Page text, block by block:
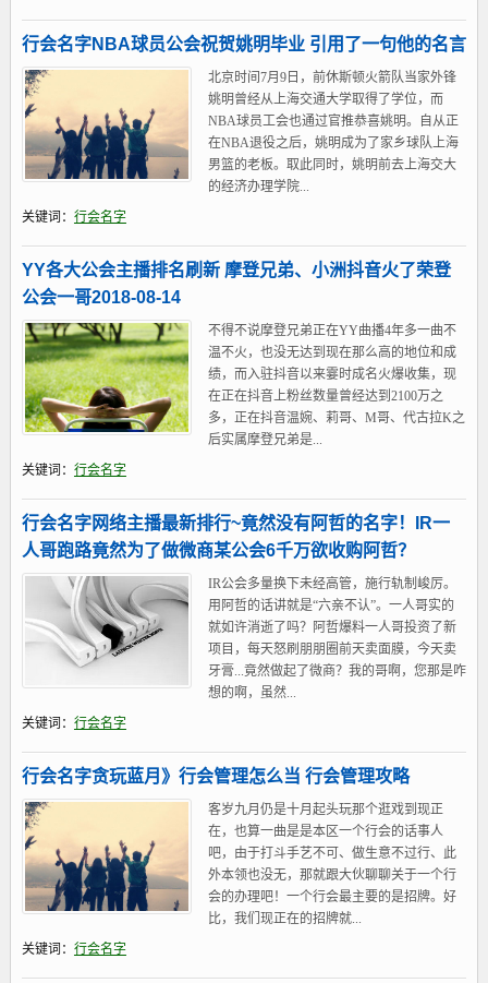
行会名字NBA球员公会祝贺姚明毕业 引用了一句他的名言
北京时间7月9日，前休斯顿火箭队当家外锋
姚明曾经从上海交通大学取得了学位，而
NBA球员工会也通过官推恭喜姚明。自从正
在NBA退役之后，姚明成为了家乡球队上海
男篮的老板。取此同时，姚明前去上海交大
的经济办理学院...
关键词： 行会名字
YY各大公会主播排名刷新 摩登兄弟、小洲抖音火了荣登
公会一哥2018-08-14
不得不说摩登兄弟正在YY曲播4年多一曲不
温不火，也没无达到现在那么高的地位和成
绩，而入驻抖音以来霎时成名火爆收集，现
在正在抖音上粉丝数量曾经达到2100万之
多，正在抖音温婉、莉哥、M哥、代古拉K之
后实属摩登兄弟是...
关键词： 行会名字
行会名字网络主播最新排行~竟然没有阿哲的名字！IR一
人哥跑路竟然为了做微商某公会6千万欲收购阿哲？
IR公会多量换下未经高管，施行轨制峻厉。
用阿哲的话讲就是“六亲不认”。一人哥实的
就如许消逝了吗？阿哲爆料一人哥投资了新
项目，每天怒刷朋朋圈前天卖面膜，今天卖
牙膏...竟然做起了微商？我的哥啊，您那是咋
想的啊，虽然...
关键词： 行会名字
行会名字贪玩蓝月》行会管理怎么当 行会管理攻略
客岁九月仍是十月起头玩那个逛戏到现正
在，也算一曲是是本区一个行会的话事人
吧，由于打斗手艺不可、做生意不过行、此
外本领也没无，那就跟大伙聊聊关于一个行
会的办理吧！一个行会最主要的是招牌。好
比，我们现正在的招牌就...
关键词： 行会名字